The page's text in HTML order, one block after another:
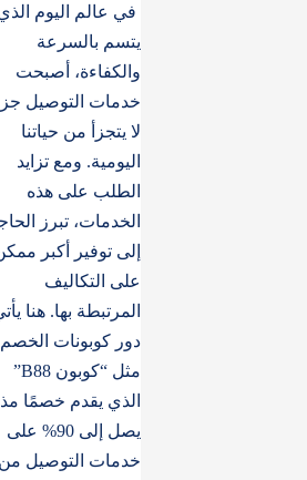
في عالم اليوم الذي
يتسم بالسرعة
والكفاءة، أصبحت
خدمات التوصيل جزءًا
لا يتجزأ من حياتنا
اليومية. ومع تزايد
الطلب على هذه
الخدمات، تبرز الحاجة
إلى توفير أكبر ممكن
على التكاليف
المرتبطة بها. هنا يأتي
دور كوبونات الخصم
مثل “كوبون B88”
الذي يقدم خصمًا مذهلاً
يصل إلى 90% على
خدمات التوصيل من